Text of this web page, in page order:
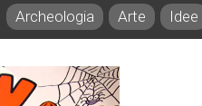
Archeologia Arte Idee